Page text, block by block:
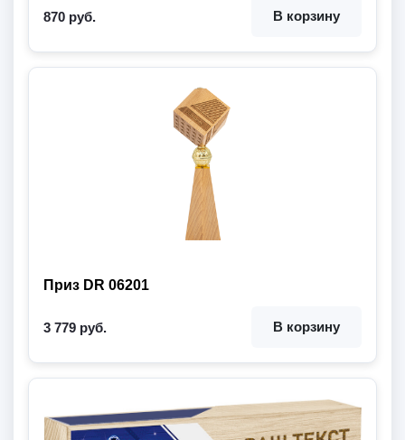
870 руб. В корзину
Приз DR 06201
3 779 руб. В корзину